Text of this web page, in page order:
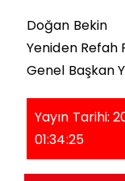
Doğan Bekin
Yeniden Refah
Genel Başkan
Yayın Tarihi:
01:34:25